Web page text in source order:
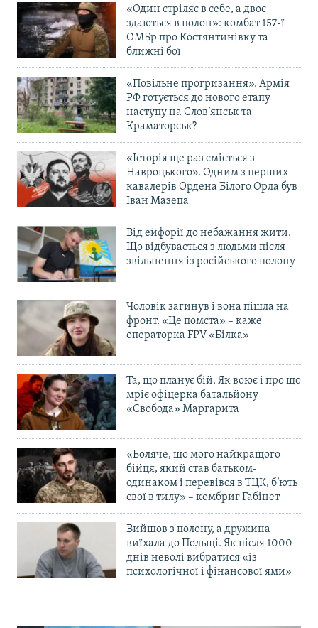
«Один стріляє в себе, а двоє
здаються в полон»: комбат 157-ї
ОМБр про Костянтинівку та
ближні бої
«Повільне прогризання». Армія
РФ готується до нового етапу
наступу на Слов’янськ та
Краматорськ?
«Історія ще раз сміється з
Навроцького». Одним з перших
кавалерів Ордена Білого Орла був
Іван Мазепа
Від ейфорії до небажання жити.
Що відбувається з людьми після
звільнення із російського полону
Чоловік загинув і вона пішла на
фронт. «Це помста» – каже
операторка FPV «Білка»
Та, що планує бій. Як воює і про що
мріє офіцерка батальйону
«Свобода» Маргарита
«Боляче, що мого найкращого
бійця, який став батьком-
одинаком і перевівся в ТЦК, б’ють
свої в тилу» – комбриг Габінет
Вийшов з полону, а дружина
виїхала до Польщі. Як після 1000
днів неволі вибратися «із
психологічної і фінансової ями»